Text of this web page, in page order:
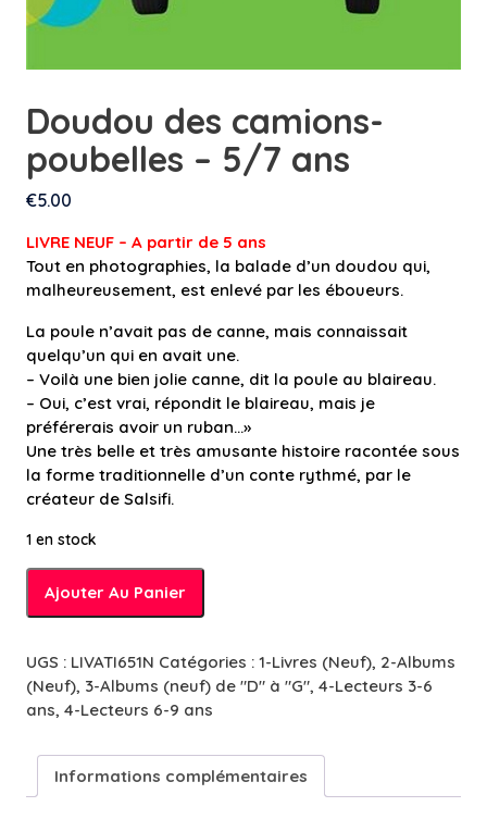
Doudou des camions-
poubelles – 5/7 ans
€5.00
LIVRE NEUF – A partir de 5 ans
Tout en photographies, la balade d’un doudou qui,
malheureusement, est enlevé par les éboueurs.
La poule n’avait pas de canne, mais connaissait
quelqu’un qui en avait une.
– Voilà une bien jolie canne, dit la poule au blaireau.
– Oui, c’est vrai, répondit le blaireau, mais je
préférerais avoir un ruban…»
Une très belle et très amusante histoire racontée sous
la forme traditionnelle d’un conte rythmé, par le
créateur de Salsifi.
1 en stock
quantité
de
camions-
poubelles
-
Ajouter Au Panier
UGS : LIVATI651N Catégories : 1-Livres (Neuf), 2-Albums
(Neuf), 3-Albums (neuf) de "D" à "G", 4-Lecteurs 3-6
ans, 4-Lecteurs 6-9 ans
Informations complémentaires